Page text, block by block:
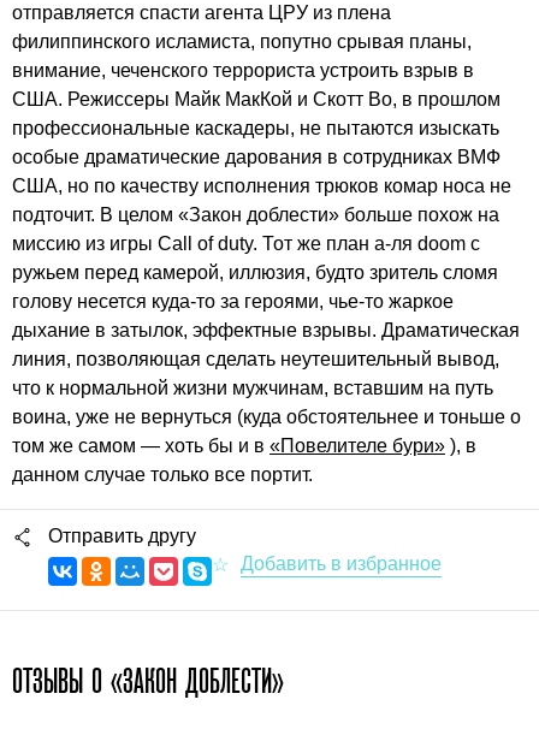
отправляется спасти агента ЦРУ из плена
филиппинского исламиста, попутно срывая планы,
внимание, чеченского террориста устроить взрыв в
США. Режиссеры Майк МакКой и Скотт Во, в прошлом
профессиональные каскадеры, не пытаются изыскать
особые драматические дарования в сотрудниках ВМФ
США, но по качеству исполнения трюков комар носа не
подточит. В целом «Закон доблести» больше похож на
миссию из игры Call of duty. Тот же план а-ля doom с
ружьем перед камерой, иллюзия, будто зритель сломя
голову несется куда-то за героями, чье-то жаркое
дыхание в затылок, эффектные взрывы. Драматическая
линия, позволяющая сделать неутешительный вывод,
что к нормальной жизни мужчинам, вставшим на путь
воина, уже не вернуться (куда обстоятельнее и тоньше о
том же самом — хоть бы и в «Повелителе бури» ), в
данном случае только все портит.
Отправить другу
ОТЗЫВЫ О «ЗАКОН ДОБЛЕСТИ»